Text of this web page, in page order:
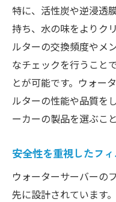
特に、活性炭や逆浸透
持ち、水の味をよりク
ルターの交換頻度やメ
なチェックを行うこと
とが可能です。ウォー
ルターの性能や品質を
ーカーの製品を選ぶこ
安全性を重視したフ
ウォーターサーバーの
先に設計されています